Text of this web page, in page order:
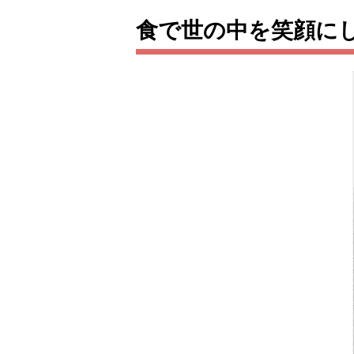
食で世の中を笑顔に